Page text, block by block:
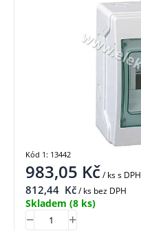
983,05 Kč/ kss DPH
812,44 Kč/ ks bez DPH
Skladem (8 ks)
Kód 1: 13442